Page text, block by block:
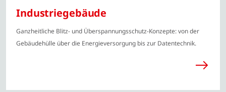
Industriegebäude
Ganzheitliche Blitz- und Überspannungsschutz-Konzepte: von der
Gebäudehülle über die Energieversorgung bis zur Datentechnik.